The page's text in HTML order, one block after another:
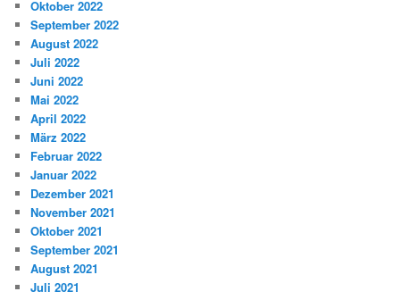
Oktober 2022
September 2022
August 2022
Juli 2022
Juni 2022
Mai 2022
April 2022
März 2022
Februar 2022
Januar 2022
Dezember 2021
November 2021
Oktober 2021
September 2021
August 2021
Juli 2021